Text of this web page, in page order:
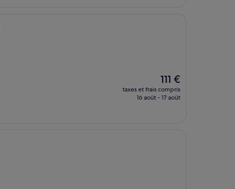
Le
nouveau
prix
111 €
taxes et frais compris
16 août - 17 août